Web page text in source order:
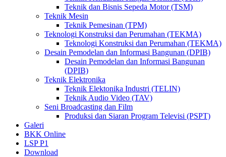
Teknik dan Bisnis Sepeda Motor (TSM)
Teknik Mesin
Teknik Pemesinan (TPM)
Teknologi Konstruksi dan Perumahan (TEKMA)
Teknologi Konstruksi dan Perumahan (TEKMA)
Desain Pemodelan dan Informasi Bangunan (DPIB)
Desain Pemodelan dan Informasi Bangunan
(DPIB)
Teknik Elektronika
Teknik Elektonika Industri (TELIN)
Teknik Audio Video (TAV)
Seni Broadcasting dan Film
Produksi dan Siaran Program Televisi (PSPT)
Galeri
BKK Online
LSP P1
Download